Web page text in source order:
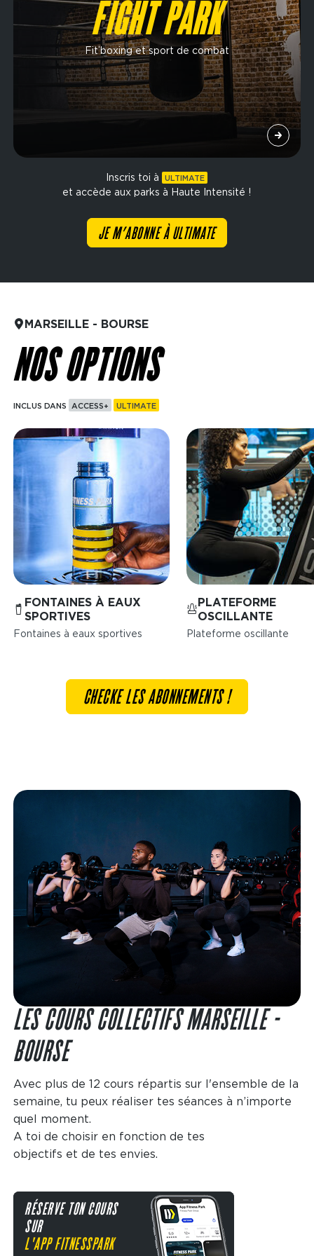
FIGHT PARK
Fit’boxing et sport de combat
Inscris toi à ULTIMATE
et accède aux parks à Haute Intensité !
JE M’ABONNE À ULTIMATE
MARSEILLE - BOURSE
NOS OPTIONS
INCLUS DANS ACCESS+ ULTIMATE
Image
FONTAINES À EAUX
SPORTIVES
Fontaines à eaux sportives
Image
PLATEFORME
OSCILLANTE
Plateforme oscillante
CHECKE LES ABONNEMENTS !
LES COURS COLLECTIFS MARSEILLE -
BOURSE
Avec plus de 12 cours répartis sur l'ensemble de la
semaine, tu peux réaliser tes séances à n’importe
quel moment.
A toi de choisir en fonction de tes
objectifs et de tes envies.
RÉSERVE TON COURS
SUR
L'APP FITNESSPARK